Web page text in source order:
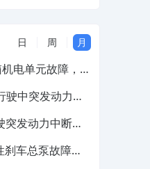
日 周 月
电单元故障，厂
驶中突发动力受
发动力中断，
车总泵故障，